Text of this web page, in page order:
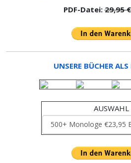
PDF-Datei:29,95 €
UNSERE BÜCHER
AUSWAHL